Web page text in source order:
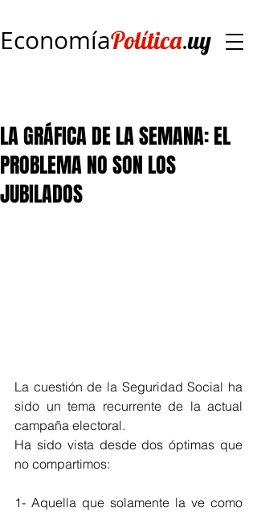
EconomíaPolítica.uy
LA GRÁFICA DE LA SEMANA: EL
PROBLEMA NO SON LOS
JUBILADOS
La cuestión de la Seguridad Social ha
sido un tema recurrente de la actual
campaña electoral.
Ha sido vista desde dos óptimas que
no compartimos:
1- Aquella que solamente la ve como